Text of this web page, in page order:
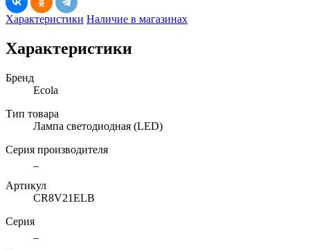
Характеристики Наличие в магазинах
Характеристики
Бренд
Ecola
Тип товара
Лампа светодиодная (LED)
Серия производителя
Артикул
CR8V21ELB
Серия